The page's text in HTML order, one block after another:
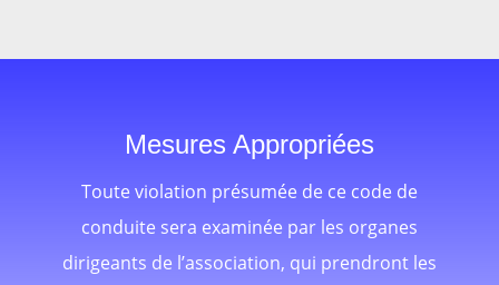
Mesures Appropriées
Toute violation présumée de ce code de
conduite sera examinée par les organes
dirigeants de l’association, qui prendront les